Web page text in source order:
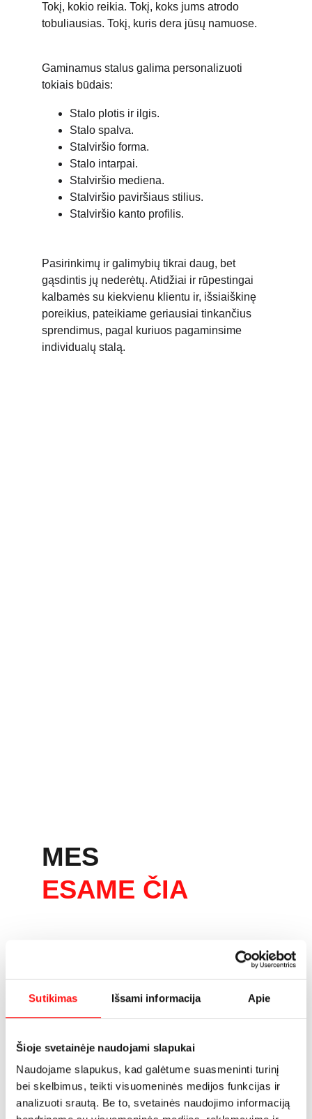
Sutikimas Išsami informacija Apie
Šioje svetainėje naudojami slapukai
Naudojame slapukus, kad galėtume suasmeninti turinį
bei skelbimus, teikti visuomeninės medijos funkcijas ir
analizuoti srautą. Be to, svetainės naudojimo informaciją
Tokį, kokio reikia. Tokį, koks jums atrodo
tobuliausias. Tokį, kuris dera jūsų namuose.
Gaminamus stalus galima personalizuoti
tokiais būdais:
Stalo plotis ir ilgis.
Stalo spalva.
Stalviršio forma.
Stalo intarpai.
Stalviršio mediena.
Stalviršio paviršiaus stilius.
Stalviršio kanto profilis.
Pasirinkimų ir galimybių tikrai daug, bet
gąsdintis jų nederėtų. Atidžiai ir rūpestingai
kalbamės su kiekvienu klientu ir, išsiaiškinę
poreikius, pateikiame geriausiai tinkančius
sprendimus, pagal kuriuos pagaminsime
individualų stalą.
Kas jei dar nežinau reikiamo stalo ilgio?
Kokią medieną pasirinkti?
Kokią stalviršio formą rinktis?
Kas yra stalviršio kanto profilis?
< ... >
MES
ESAME ČIA